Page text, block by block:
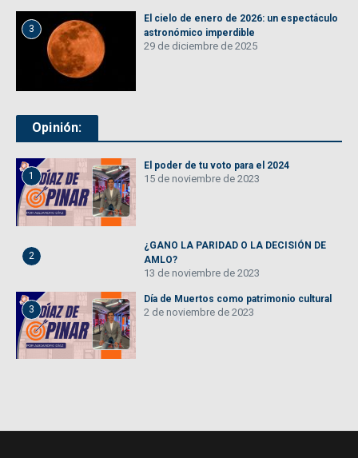
3
El cielo de enero de 2026: un espectáculo
astronómico imperdible
29 de diciembre de 2025
Opinión:
1
El poder de tu voto para el 2024
15 de noviembre de 2023
2
¿GANO LA PARIDAD O LA DECISIÓN DE
AMLO?
13 de noviembre de 2023
3
Día de Muertos como patrimonio cultural
2 de noviembre de 2023